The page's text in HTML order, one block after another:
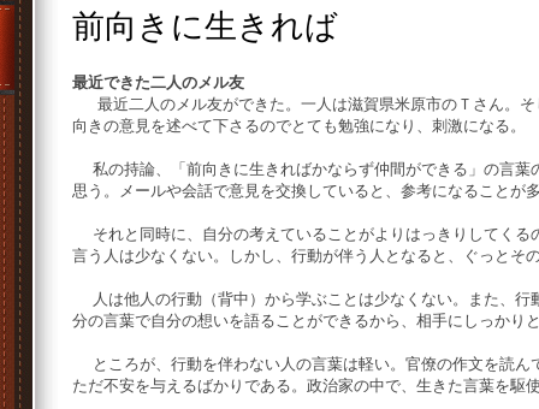
前向きに生きれば
最近できた二人のメル友
最近二人のメル友ができた。一人は滋賀県米原市のＴさん。
向きの意見を述べて下さるのでとても勉強になり、刺激になる。
私の持論、「前向きに生きればかならず仲間ができる」の言葉
思う。メールや会話で意見を交換していると、参考になることが
それと同時に、自分の考えていることがよりはっきりしてくる
言う人は少なくない。しかし、行動が伴う人となると、ぐっとそ
人は他人の行動（背中）から学ぶことは少なくない。また、行
分の言葉で自分の想いを語ることができるから、相手にしっかり
ところが、行動を伴わない人の言葉は軽い。官僚の作文を読ん
ただ不安を与えるばかりである。政治家の中で、生きた言葉を駆